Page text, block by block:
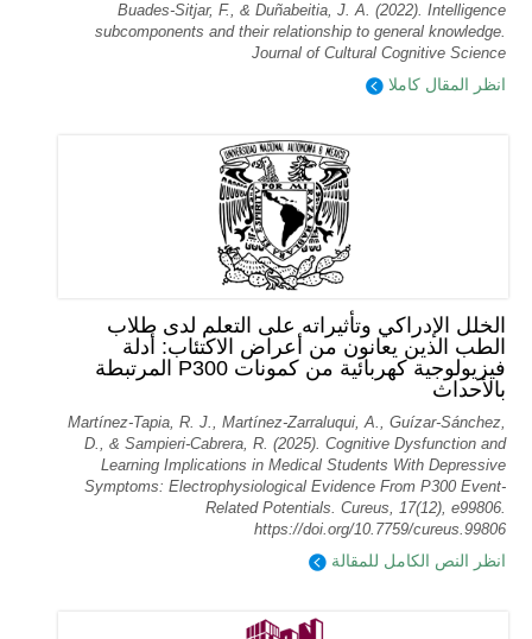
Buades-Sitjar, F., & Duñabeitia, J. A. (2022). Intelligence
subcomponents and their relationship to general knowledge.
Journal of Cultural Cognitive Science
انظر المقال كاملا
الخلل الإدراكي وتأثيراته على التعلم لدى طلاب
الطب الذين يعانون من أعراض الاكتئاب: أدلة
فيزيولوجية كهربائية من كمونات P300 المرتبطة
بالأحداث
Martínez-Tapia, R. J., Martínez-Zarraluqui, A., Guízar-Sánchez,
D., & Sampieri-Cabrera, R. (2025). Cognitive Dysfunction and
Learning Implications in Medical Students With Depressive
Symptoms: Electrophysiological Evidence From P300 Event-
Related Potentials. Cureus, 17(12), e99806.
https://doi.org/10.7759/cureus.99806
انظر النص الكامل للمقالة